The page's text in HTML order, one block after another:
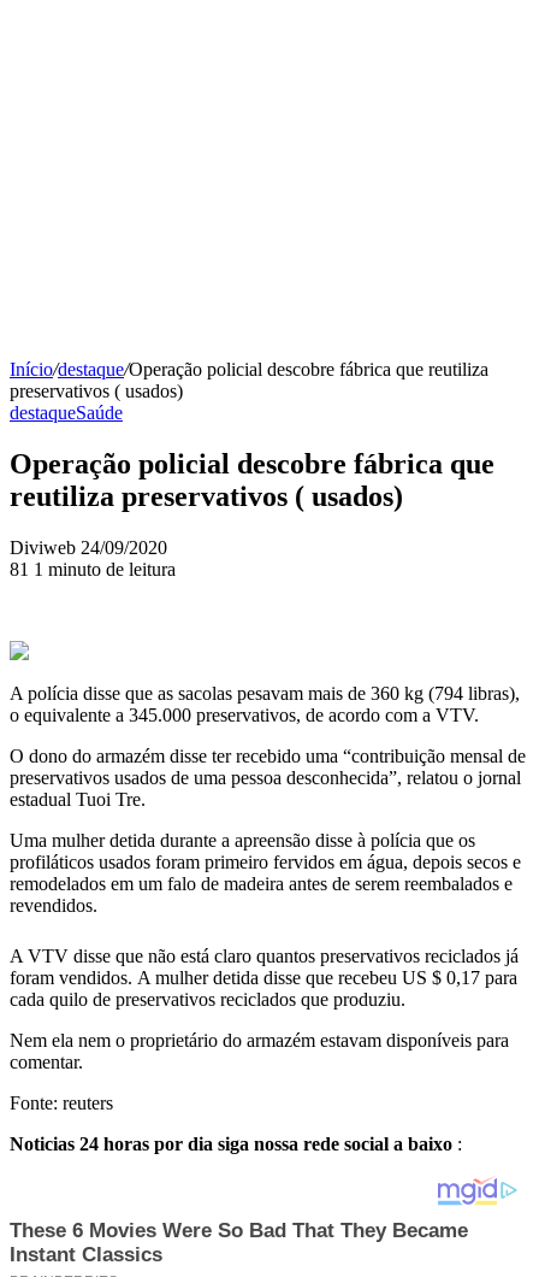
Início/destaque/Operação policial descobre fábrica que reutiliza
preservativos ( usados)
destaqueSaúde
Operação policial descobre fábrica que
reutiliza preservativos ( usados)
Diviweb Mande
um
24/09/2020
81 1 minuto de leitura
A polícia disse que as sacolas pesavam mais de 360 ​​kg (794 libras),
o equivalente a 345.000 preservativos, de acordo com a VTV.
O dono do armazém disse ter recebido uma “contribuição mensal de
preservativos usados ​​de uma pessoa desconhecida”, relatou o jornal
estadual Tuoi Tre.
Uma mulher detida durante a apreensão disse à polícia que os
profiláticos usados ​​foram primeiro fervidos em água, depois secos e
remodelados em um falo de madeira antes de serem reembalados e
revendidos.
A VTV disse que não está claro quantos preservativos reciclados já
foram vendidos. A mulher detida disse que recebeu US $ 0,17 para
cada quilo de preservativos reciclados que produziu.
Nem ela nem o proprietário do armazém estavam disponíveis para
comentar.
Fonte: reuters
Noticias 24 horas por dia siga nossa rede social a baixo :